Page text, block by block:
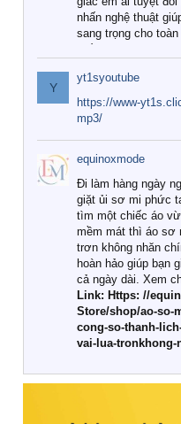
nhấn nghệ thuật
sang trọng cho
Tuy nhiên, giữa thị
với vô vàn thương
như hiện nay, làm
được những bộ
cấp thực sự chất
khí hậu và nhu cầu
đình? Hãy cùng
giải đáp chi tiết
1. Tại sao các gia
chuộng chăn ga gối
Khác với các dòng
thường, những bộ
cao cấp trải qua
nghiêm ngặt từ
liệu tự nhiên đến
nhuộm hiện đại
này, bạn sẽ cảm
Y
yt1syoutube
https://www-
mp3/
equinoxmode
Đi làm hàng ngày
giặt ủi sơ mi phức
tìm một chiếc áo
mềm mát thì áo sơ
trơn không nhăn
hoàn hảo giúp bạn
cả ngày dài. Xem
Link: Https: //
Store/shop/ao-so-
cong-so-thanh-
vai-lua-tronkhong-